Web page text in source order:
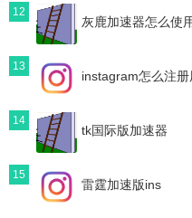
12
灰鹿加速器怎么使
13
instagram怎么注
14
tk国际版加速器
15
雷霆加速版ins